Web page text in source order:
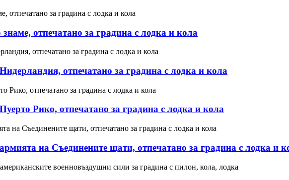
отпечатано за градина с лодка и кола
отпечатано за градина с лодка и кола
Рико, отпечатано за градина с лодка и кола
на Съединените щати, отпечатано за градина с лодка и